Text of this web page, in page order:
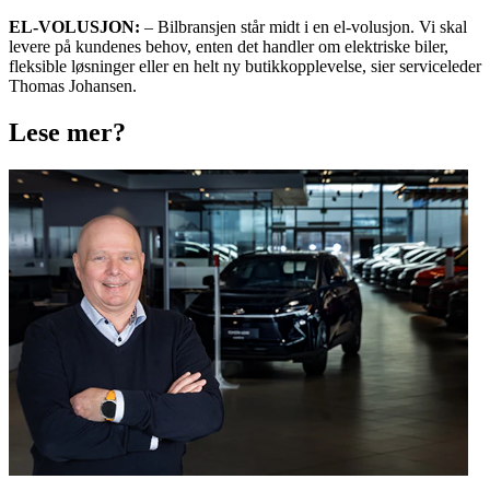
EL-VOLUSJON: – Bilbransjen står midt i en el-volusjon. Vi skal
levere på kundenes behov, enten det handler om elektriske biler,
fleksible løsninger eller en helt ny butikkopplevelse, sier serviceleder
Thomas Johansen.
Lese mer?